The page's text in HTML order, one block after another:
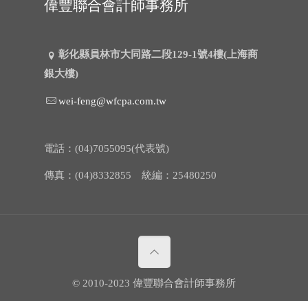
偉豐聯合會計師事務所
彰化縣員林市大同路二段129-1號4樓(上海商
銀大樓)
wei-feng@wfcpa.com.tw
電話：(04)7055095(代表號)
傳真：(04)8332855 統編：25480250
© 2010-2023 偉豐聯合會計師事務所